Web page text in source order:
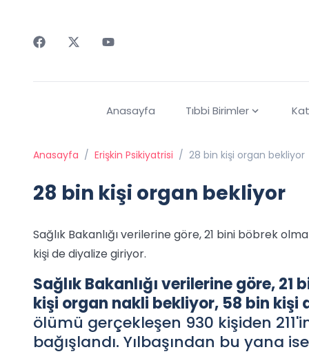
Anasayfa Tıbbi Birimler
Anasayfa / Erişkin Psikiyatrisi / 28 bin kişi organ bekliyor
28 bin kişi organ bekliyor
Sağlık Bakanlığı verilerine göre, 21 bini böbrek
kişi de diyalize giriyor.
Sağlık Bakanlığı verilerine göre,
kişi organ nakli bekliyor, 58 bin kişi
ölümü gerçekleşen 930 kişiden
bağışlandı. Yılbaşından bu yana